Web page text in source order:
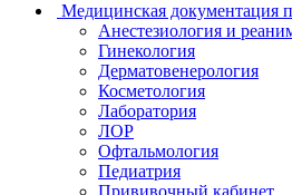
Медицинская документация
Анестезиология и
Гинекология
Дерматовенерология
Косметология
Лаборатория
ЛОР
Офтальмология
Педиатрия
Прививочный кабинет